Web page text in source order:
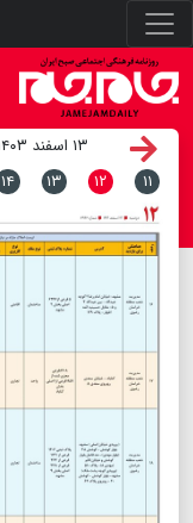
۱۳ اسفند ۱۴۰۳
۱۱ ۱۲ ۱۳ ۱۴